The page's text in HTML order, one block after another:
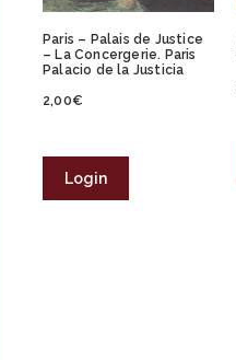
Paris – Palais de Justice
– La Concergerie. Paris
Palacio de la Justicia
2,00€
Login